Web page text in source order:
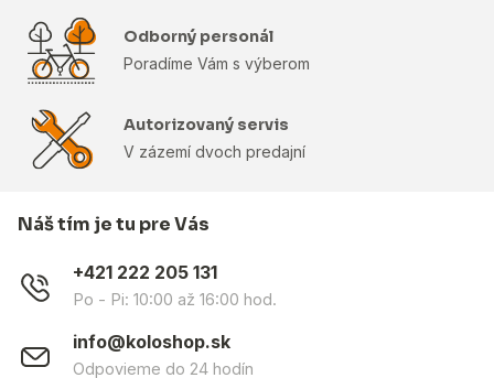
Odborný personál
Poradíme Vám s výberom
Autorizovaný servis
V zázemí dvoch predajní
Náš tím je tu pre Vás
+421 222 205 131
Po - Pi: 10:00 až 16:00 hod.
info@koloshop.sk
Odpovieme do 24 hodín